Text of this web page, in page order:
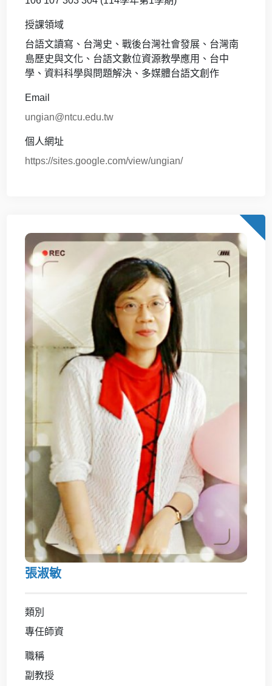
授課領域
台語文讀寫、台灣史、戰後台灣社會發展、台灣南
島歷史與文化、台語文數位資源教學應用、台中
學、資料科學與問題解決、多媒體台語文創作
Email
ungian@ntcu.edu.tw
個人網址
https://sites.google.com/view/ungian/
張淑敏
類別
專任師資
職稱
副教授